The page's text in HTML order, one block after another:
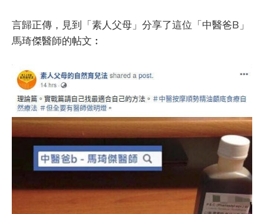
言歸正傳，見到「素人父母」分享了這位「中醫爸B」
馬琦傑醫師的帖文︰